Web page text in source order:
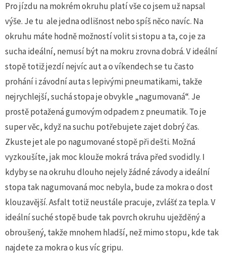
Pro jízdu na mokrém okruhu platí vše co jsem už napsal
výše. Je tu ale jedna odlišnost nebo spíš něco navíc. Na
okruhu máte hodně možností volit si stopu a ta, co je za
sucha ideální, nemusí být na mokru zrovna dobrá. V ideální
stopě totiž jezdí nejvíc aut a o víkendech se tu často
prohání i závodní auta s lepivými pneumatikami, takže
nejrychlejší, suchá stopa je obvykle „nagumovaná“. Je
prostě potažená gumovým odpadem z pneumatik. To je
super věc, když na suchu potřebujete zajet dobrý čas.
Zkuste jet ale po nagumované stopě při dešti. Možná
vyzkoušíte, jak moc klouže mokrá tráva před svodidly. I
kdyby se na okruhu dlouho nejely žádné závody a ideální
stopa tak nagumovaná moc nebyla, bude za mokra o dost
klouzavější. Asfalt totiž neustále pracuje, zvlášť za tepla. V
ideální suché stopě bude tak povrch okruhu uježděný a
obroušený, takže mnohem hladší, než mimo stopu, kde tak
najdete za mokra o kus víc gripu.